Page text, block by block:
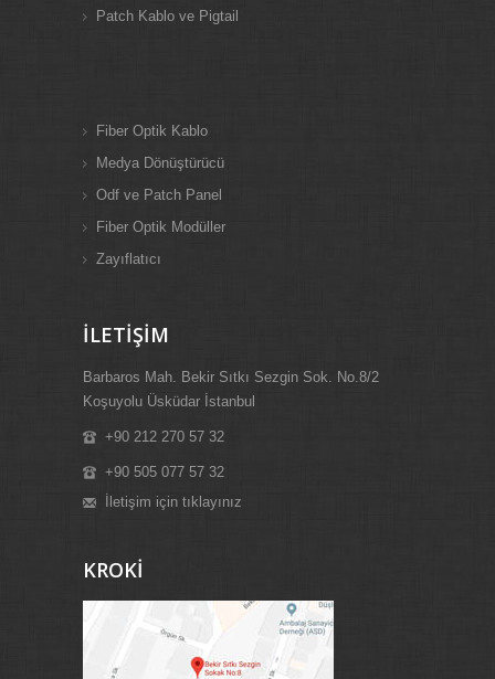
Patch Kablo ve Pigtail
Fiber Optik Kablo
Medya Dönüştürücü
Odf ve Patch Panel
Fiber Optik Modüller
Zayıflatıcı
İLETİŞİM
Barbaros Mah. Bekir Sıtkı Sezgin Sok. No.8/2
Koşuyolu Üsküdar İstanbul
+90 212 270 57 32
+90 505 077 57 32
İletişim için tıklayınız
KROKİ